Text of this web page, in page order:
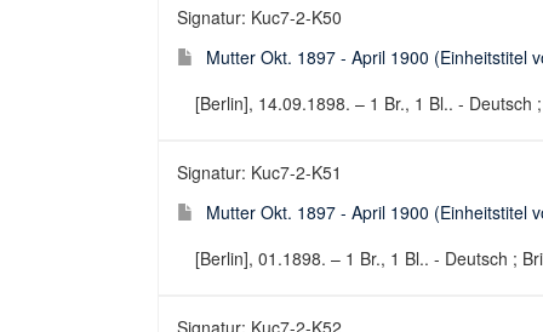
Signatur: Kuc7-2-K50
Mutter Okt. 1897 - April 1900 (Einheitstitel
[Berlin], 14.09.1898. – 1 Br., 1 Bl.. - Deutsch
Signatur: Kuc7-2-K51
Mutter Okt. 1897 - April 1900 (Einheitstitel
[Berlin], 01.1898. – 1 Br., 1 Bl.. - Deutsch ;
Signatur: Kuc7-2-K52